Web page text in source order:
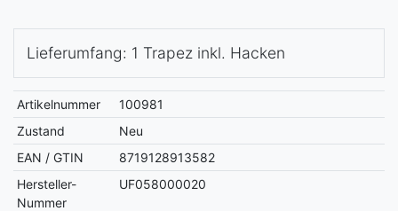
Lieferumfang: 1 Trapez inkl. Hacken
Artikelnummer
100981
Zustand
Neu
EAN / GTIN
8719128913582
Hersteller-
Nummer
UF058000020